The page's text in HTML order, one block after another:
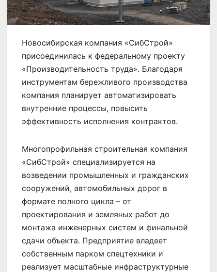
Новосибирская компания «СибСтрой»
присоединилась к федеральному проекту
«Производительность труда». Благодаря
инструментам бережливого производства
компания планирует автоматизировать
внутренние процессы, повысить
эффективность исполнения контрактов.
Многопрофильная строительная компания
«СибСтрой» специализируется на
возведении промышленных и гражданских
сооружений, автомобильных дорог в
формате полного цикла – от
проектирования и земляных работ до
монтажа инженерных систем и финальной
сдачи объекта. Предприятие владеет
собственным парком спецтехники и
реализует масштабные инфраструктурные